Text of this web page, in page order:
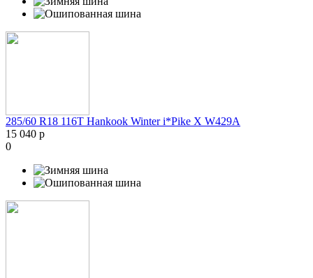
285/60 R18 116T Hankook Winter i*Pike X W429A
15 040 р
0